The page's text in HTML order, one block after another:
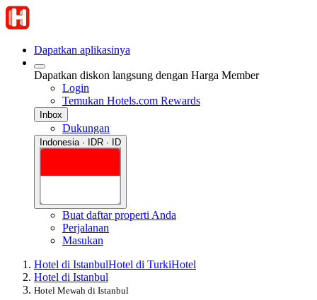
Dapatkan aplikasinya
Dapatkan diskon langsung dengan Harga Member
Login
Temukan Hotels.com Rewards
Inbox
Dukungan
Indonesia · IDR · ID
Buat daftar properti Anda
Perjalanan
Masukan
Hotel di IstanbulHotel di TurkiHotel
Hotel di Istanbul
Hotel Mewah di Istanbul